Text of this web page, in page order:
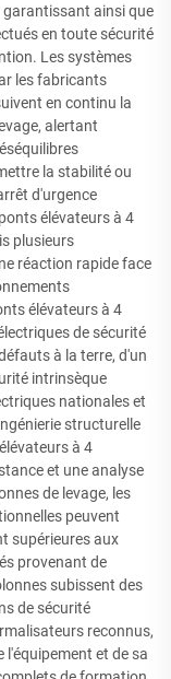
garantissant ainsi que
en toute sécurité
Les systèmes
les fabricants
en continu la
alertant
la stabilité ou
d'urgence
élévateurs à 4
plusieurs
réaction rapide face
élévateurs à 4
de sécurité
à la terre, d'un
intrinsèque
nationales et
structurelle
à 4
et une analyse
de levage, les
peuvent
supérieures aux
provenant de
subissent des
de sécurité
reconnus,
et de sa